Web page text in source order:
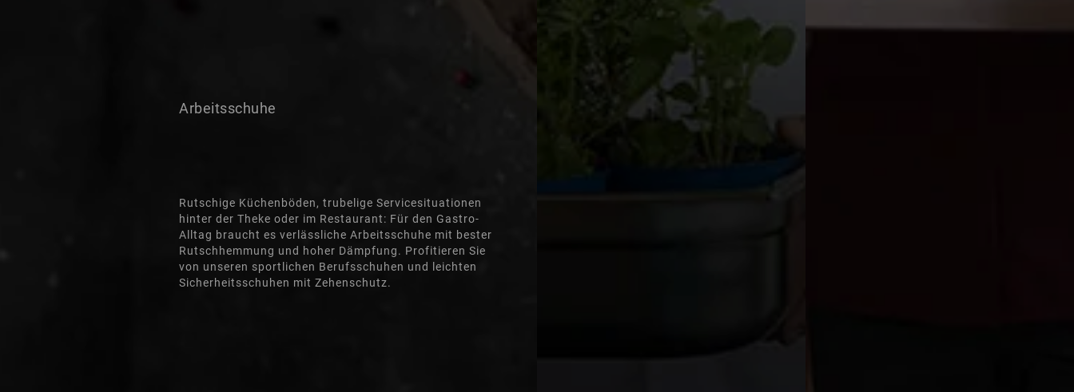
Arbeitsschuhe
Rutschige Küchenböden, trubelige Servicesituationen
hinter der Theke oder im Restaurant: Für den Gastro-
Alltag braucht es verlässliche Arbeitsschuhe mit bester
Rutschhemmung und hoher Dämpfung. Profitieren Sie
von unseren sportlichen Berufsschuhen und leichten
Sicherheitsschuhen mit Zehenschutz.